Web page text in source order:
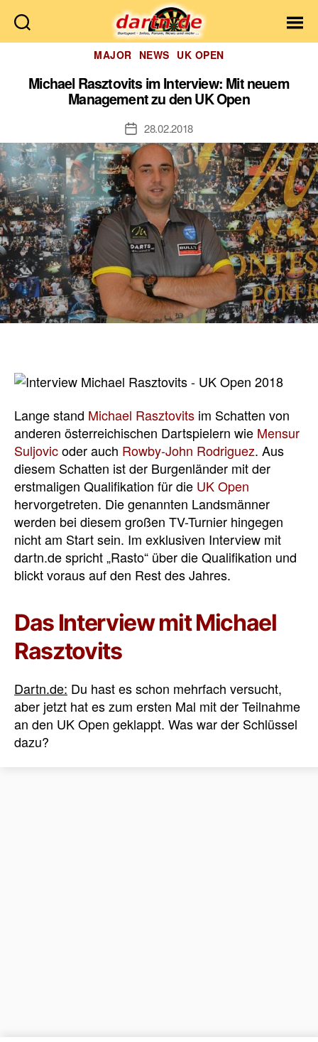
Dartn.de
Kategorien
MAJOR NEWS UK OPEN
Michael Rasztovits im Interview: Mit neuem
Management zu den UK Open
Veröffentlichungsdatum
28.02.2018
Lange stand Michael Rasztovits im Schatten von
anderen österreichischen Dartspielern wie Mensur
Suljovicoder auch Rowby-John Rodriguez. Aus
diesem Schatten ist der Burgenländer mit der
erstmaligen Qualifikation für die UK Open
hervorgetreten. Die genannten Landsmänner
werden bei diesem großen TV-Turnier hingegen
nicht am Start sein. Im exklusiven Interview mit
dartn.de spricht „Rasto“ über die Qualifikation und
blickt voraus auf den Rest des Jahres.
Das Interview mit Michael
Rasztovits
Dartn.de: Du hast es schon mehrfach versucht,
aber jetzt hat es zum ersten Mal mit der Teilnahme
an den UK Open geklappt. Was war der Schlüssel
dazu?